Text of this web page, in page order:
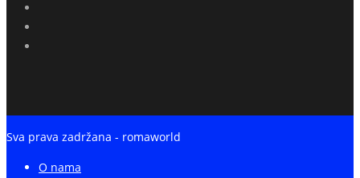
Sva prava zadržana - romaworld
O nama